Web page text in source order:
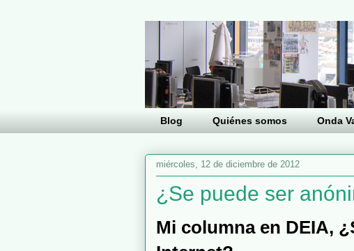
Blog Quiénes somos Onda
miércoles, 12 de diciembre de 2012
¿Se puede ser
Mi columna en DEIA,